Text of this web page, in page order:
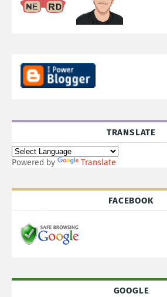
TRANSLATE
Powered by Translate
FACEBOOK
GOOGLE